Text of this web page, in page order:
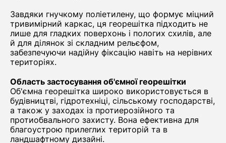
Завдяки гнучкому поліетилену, що формує міцний
тривимірний каркас, ця георешітка підходить не
лише для гладких поверхонь і пологих схилів, але
й для ділянок зі складним рельєфом,
забезпечуючи надійну фіксацію навіть на нерівних
територіях.
Область застосування об'ємної георешітки
Об'ємна георешітка широко використовується в
будівництві, гідротехніці, сільському господарстві,
а також у заходах із протиерозійного та
протиобвального захисту. Вона ефективна для
благоустрою прилеглих територій та в
ландшафтному дизайні.